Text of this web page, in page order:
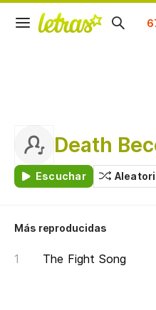
Death
Escuchar
Más reproducidas
The Fight Song